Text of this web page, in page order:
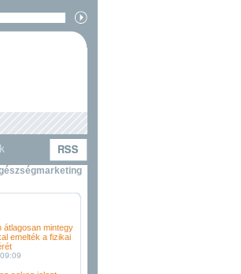
átlagosan mintegy
emelték a fizikai